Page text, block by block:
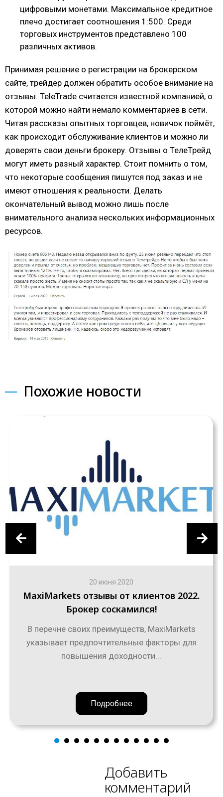
цифровыми монетами. Максимальное кредитное
плечо достигает соотношения 1:500. Среди
торговых инструментов представлено 100
различных активов.
Принимая решение о регистрации на брокерском
сайте, трейдер должен обратить особое внимание на
отзывы. TeleTrade считается известной компанией, о
которой можно найти немало комментариев в сети.
Читая рассказы опытных торговцев, новичок поймёт,
как происходит обслуживание клиентов и можно ли
доверять свои деньги брокеру. Отзывы о ТелеТрейд
могут иметь разный характер. Стоит помнить о том,
что некоторые сообщения пишутся под заказ и не
имеют отношения к реальности. Делать
окончательный вывод можно лишь после
внимательного анализа нескольких информационных
ресурсов.
Похожие новости
20 июня 2020
MaxiMarkets отзывы от клиентов 2022.
Брокер соскамился!
В перечне своих преимуществ, MaxiMarkets
указывает предпочтительные факторы для
повышения доходности...
Подробнее
Добавить
комментарий